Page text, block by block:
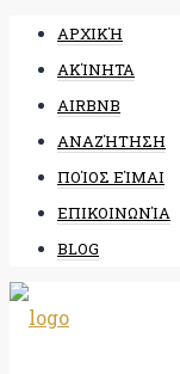
ΑΡΧΙΚΉ
ΑΚΊΝΗΤΑ
AIRBNB
ΑΝΑΖΉΤΗΣΗ
ΠΟΊΟΣ ΕΊΜΑΙ
ΕΠΙΚΟΙΝΩΝΊΑ
BLOG